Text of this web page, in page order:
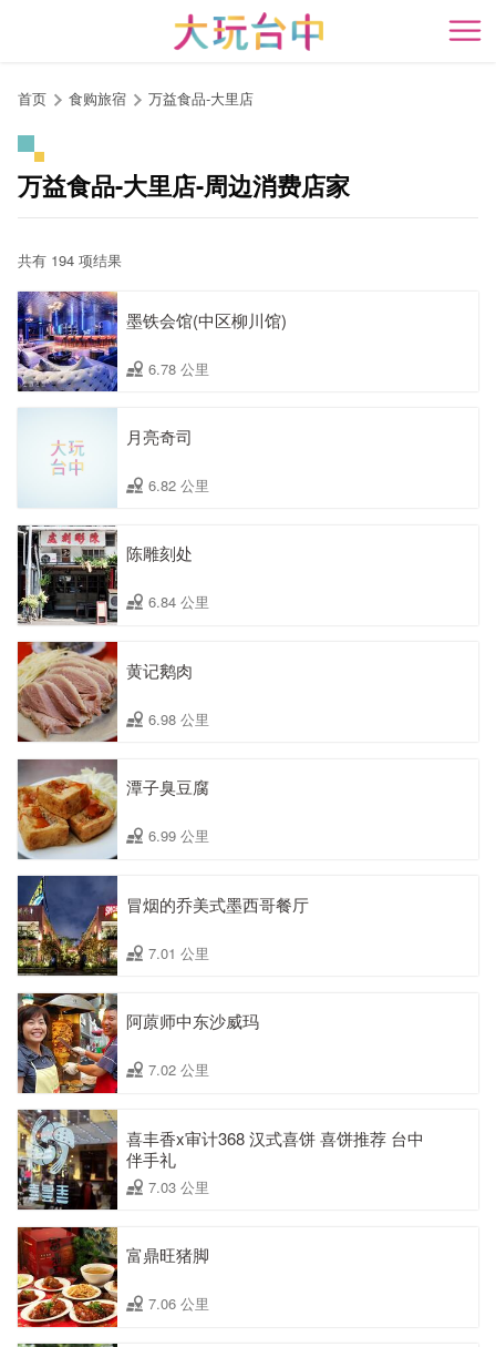
开
首页 食购旅宿 万益食品-大里店
万益食品-大里店-周边消费店家
共有 194 项结果
墨铁会馆(中区柳川馆)
6.78 公里
月亮奇司
6.82 公里
陈雕刻处
6.84 公里
黄记鹅肉
6.98 公里
潭子臭豆腐
6.99 公里
冒烟的乔美式墨西哥餐厅
7.01 公里
阿蒝师中东沙威玛
7.02 公里
喜丰香x审计368 汉式喜饼 喜饼推荐 台中
伴手礼
7.03 公里
富鼎旺猪脚
7.06 公里